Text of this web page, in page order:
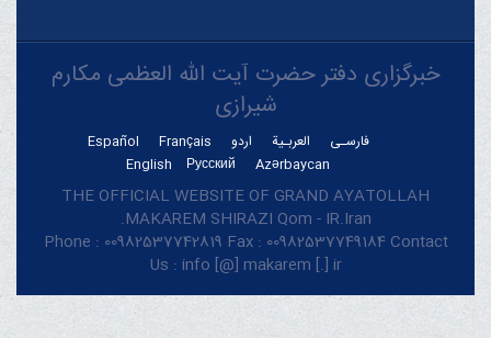
خبرگزاری دفتر حضرت آیت الله العظمی مکارم
شیرازی
فارسـی العربـیة اردو Français
Español
Azərbaycan
Русский
English
THE OFFICIAL WEBSITE OF GRAND AYATOLLAH
MAKAREM SHIRAZI Qom - IR.Iran.
Phone : 00982537742819 Fax : 00982537749184 Contact
Us : info [@] makarem [.] ir